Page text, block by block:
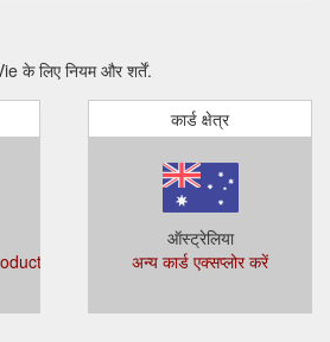
के लिए नियम और शर्तें.
100-
कार्ड क्षेत्र
ऑस्ट्रेलिया
अन्य कार्ड एक्सप्लोर करें